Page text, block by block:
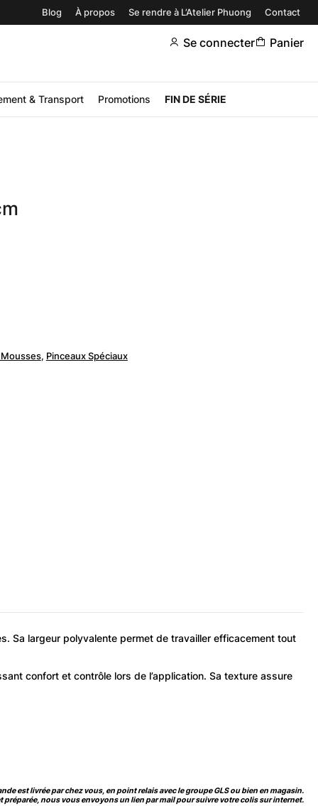
Blog À propos Se rendre à L’Atelier Phuong Contact
Se connecter Panier
& Transport Promotions FIN DE SÉRIE
, Pinceaux Spéciaux
Sa largeur polyvalente permet de travailler efficacement tout
confort et contrôle lors de l’application. Sa texture assure
est livrée par chez vous, en point relais avec le groupe GLS ou bien en magasin.
préparée, nous vous envoyons un lien par mail pour suivre votre colis sur internet.